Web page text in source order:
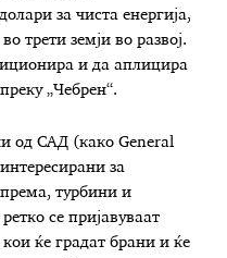
за чиста енергија,
трети земји во развој.
и да аплицира
„Чебрен“.
од САД (како General
за
турбини и
се пријавуваат
ќе градат брани и ќе